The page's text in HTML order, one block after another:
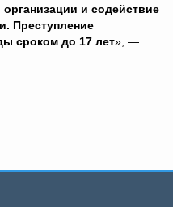
и содействие
Преступление
сроком до 17 лет», —